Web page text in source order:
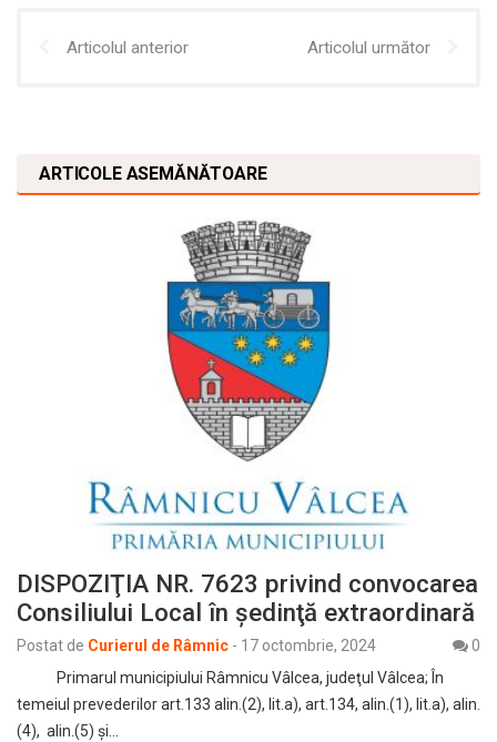
Articolul anterior Articolul următor
ARTICOLE ASEMĂNĂTOARE
DISPOZIŢIA NR. 7623 privind convocarea
Consiliului Local în şedinţă extraordinară
Postat de Curierul de Râmnic - 17 octombrie, 2024
0
Primarul municipiului Râmnicu Vâlcea, judeţul Vâlcea; În
temeiul prevederilor art.133 alin.(2), lit.a), art.134, alin.(1), lit.a), alin.
(4), alin.(5) și…